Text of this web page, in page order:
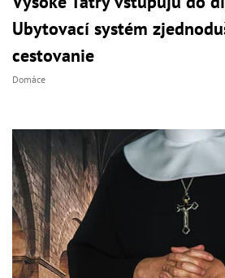
Ubytovací systém
cestovanie
Domáce